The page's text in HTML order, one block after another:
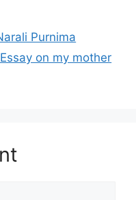
| Narali Purnima
Essay on my mother